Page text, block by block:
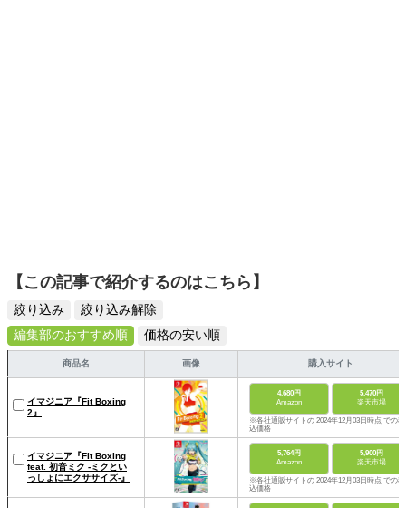
【この記事で紹介するのはこちら】
絞り込み
絞り込み解除
編集部のおすすめ順
価格の安い順
商品名 画像 購入サイト
イマジニア『Fit Boxing
2』
4,680円
Amazon
5,470円
楽天市場
※各社通販サイトの 2024年12月03日時点 での税
込価格
イマジニア『Fit Boxing
feat. 初音ミク ‐ミクとい
っしょにエクササイズ‐』
5,764円
Amazon
5,900円
楽天市場
※各社通販サイトの 2024年12月03日時点 での税
込価格